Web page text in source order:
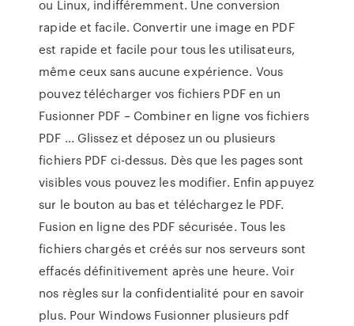
ou Linux, indifféremment. Une conversion
rapide et facile. Convertir une image en PDF
est rapide et facile pour tous les utilisateurs,
même ceux sans aucune expérience. Vous
pouvez télécharger vos fichiers PDF en un
Fusionner PDF – Combiner en ligne vos fichiers
PDF ... Glissez et déposez un ou plusieurs
fichiers PDF ci-dessus. Dès que les pages sont
visibles vous pouvez les modifier. Enfin appuyez
sur le bouton au bas et téléchargez le PDF.
Fusion en ligne des PDF sécurisée. Tous les
fichiers chargés et créés sur nos serveurs sont
effacés définitivement après une heure. Voir
nos règles sur la confidentialité pour en savoir
plus. Pour Windows Fusionner plusieurs pdf